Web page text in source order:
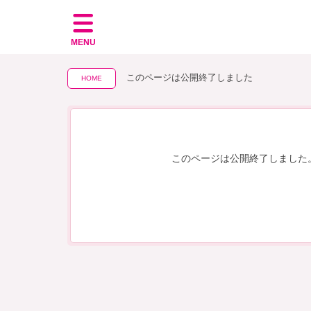
MENU
HOME このページは公開終了しました
このページは公開終了しました